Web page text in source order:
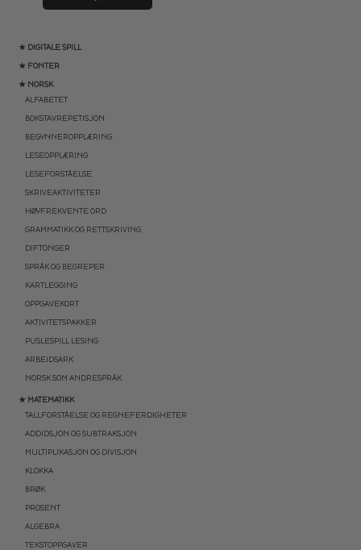
★ DIGITALE SPILL
★ FONTER
★ NORSK
ALFABETET
BOKSTAVREPETISJON
BEGYNNEROPPLÆRING
LESEOPPLÆRING
LESEFORSTÅELSE
SKRIVEAKTIVITETER
HØYFREKVENTE ORD
GRAMMATIKK OG RETTSKRIVING
DIFTONGER
SPRÅK OG BEGREPER
KARTLEGGING
OPPGAVEKORT
AKTIVITETSPAKKER
PUSLESPILL LESING
ARBEIDSARK
NORSK SOM ANDRESPRÅK
★ MATEMATIKK
TALLFORSTÅELSE OG REGNEFERDIGHETER
ADDIDSJON OG SUBTRAKSJON
MULTIPLIKASJON OG DIVISJON
KLOKKA
BRØK
PROSENT
ALGEBRA
TEKSTOPPGAVER